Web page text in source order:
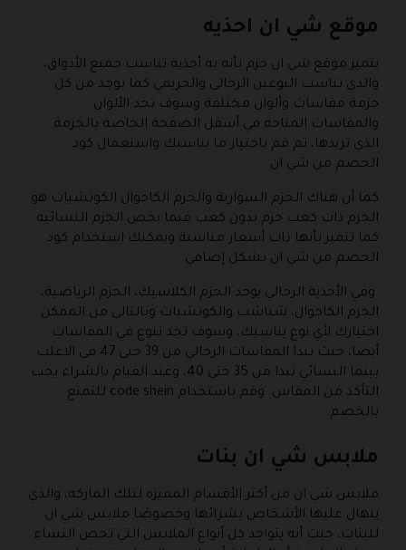
موقع شي ان احذيه
يتميز موقع شي ان جزم بأنه به أحذية تناسب جميع الأذواق،
والذي تناسب النوعين الرجالي والحريمي كما توجد من كل
جزمة مقاسات وألوان مختلفة وسوف تجد الألوان
والمقاسات المتاحه في أسفل الصفحة الخاصة بالجزمة
الذي تريدها، ثم قم باختيار ما يناسبك واستعمال كود
الخصم من شي ان .
كما أن هناك الجزم السوارية والجزم الكاجوال الكوتشيات هو
الجزم ذات كعب جزم بدون كعب فيما يخص الجزم النسائيه
كما تتميز بأنها ذات أسعار مناسبة ويمكنك استخدام كود
الخصم من شي ان بشكل إضافي.
وفي الأحذية الرجالي يوجد الجزم الكلاسيك، الجزم الرياضية،
الجزم الكاجوال، شباشب والكوتشيات وبالتالي من الممكن
اختيارك لأي نوع يناسبك، وسوف تجد تنوع في المقاسات
أيضا، حيث تبدا المقاسات الرجالي من 39 حتى 47 في الاغلب
بينما النسائي تبدا من 35 حتى 40، وعند القيام بالشراء يجب
التأكد من المقاس وقم باستخدام code shein للتمتع
بالخصم.
ملابس شي ان بنات
ملابس شي ان من أكثر الأقسام المميزه لتلك الماركه، والذي
ينهال عليها الأشخاص بشرائها وخصوصًا ملابس شي ان
للبنات، حيث أنه يتواجد كل أنواع الملابس التي تخص النساء